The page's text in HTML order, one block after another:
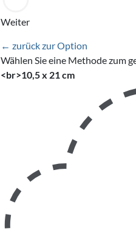
Weiter
← zurück zur Option
Wählen Sie eine Methode zum
<br>10,5 x 21 cm